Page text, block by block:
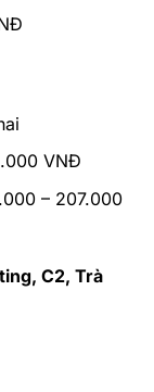
VNĐ
– 207.000
C2, Trà